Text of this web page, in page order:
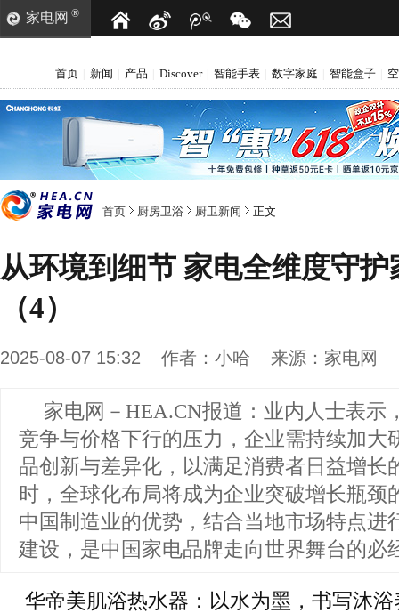
家电网 ®
首页 新闻 产品 Discover 智能手表 数字家庭 智能盒子
首页 厨房卫浴 厨卫新闻 正文
从环境到细节 家电全维度守护
（4）
2025-08-07 15:32 作者： 小哈 来源： 家电网
家电网－HEA.CN报道： 业内人士表示
竞争与价格下行的压力，企业需持续加大
品创新与差异化，以满足消费者日益增长
时，全球化布局将成为企业突破增长瓶颈
中国制造业的优势，结合当地市场特点进
建设，是中国家电品牌走向世界舞台的必
华帝美肌浴热水器：以水为墨，书写沐